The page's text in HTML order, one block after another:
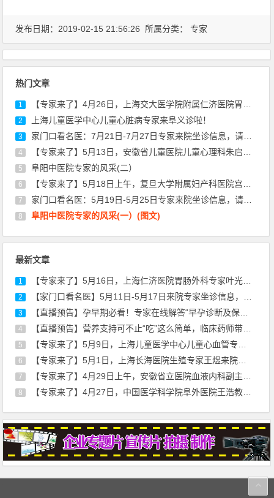
发布日期：2019-02-15 21:56:26 所属分类：专家
热门文章
1 【专家来了】4月26日，上海交大医学院附属仁济医院胃肠外科专家陈建军来院坐诊
2 上海儿童医学中心儿童心脏病专家来阜义诊啦！
3 家门口看名医：7月21日-7月27日专家来院坐诊信息，请查收！
4 【专家来了】5月13日，安徽省儿童医院儿童心理科朱启东医生来院坐诊通知
5 阜阳中医院专家的风采(二）
6 【专家来了】5月18日上午，复旦大学附属妇产科医院宫颈疾病专家丰华来院坐诊通知
7 家门口看名医：5月19日-5月25日专家来院坐诊信息，请查收！
8 阜阳中医院专家的风采(一）(图文)
最新文章
1 【专家来了】5月16日，上海仁济医院胃肠外科专家叶光耀来院坐诊通知
2 【家门口看名医】5月11日-5月17日来院专家坐诊信息，请查收！
3 【直播预告】孕早期必看！专家在线解答“早孕诊断及保胎治疗”
4 【直播预告】营养支持可不止“吃”这么简单，临床药师带你走出误区
5 【专家来了】5月9日，上海儿童医学中心儿童心血管专家刘廷亮教授来院坐诊
6 【专家来了】5月1日，上海长海医院生殖专家王煜来院通知
7 【专家来了】4月29日上午，安徽省立医院血液内科副主任医师薛磊来院坐诊通知
8 【专家来了】4月27日，中国医学科学院阜外医院王浩教授来院开展心血管超声诊疗服务